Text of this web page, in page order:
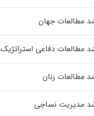
مطالعات جهان
مطالعات دفاعی استراتژیک
مطالعات زنان
مدیریت نساجی